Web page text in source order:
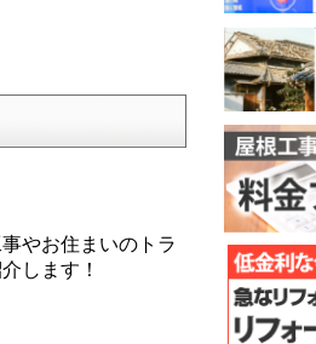
やお住まいのトラ
します！